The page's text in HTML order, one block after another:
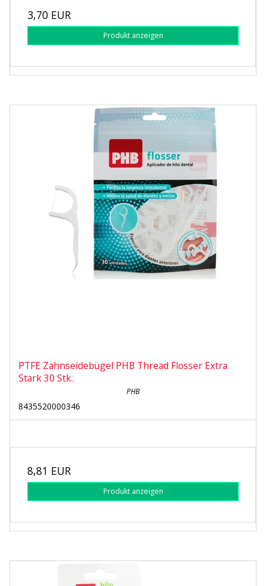
3,70 EUR
Produkt anzeigen
PTFE Zahnseidebügel PHB Thread Flosser Extra
Stark 30 Stk.
PHB
8435520000346
8,81 EUR
Produkt anzeigen